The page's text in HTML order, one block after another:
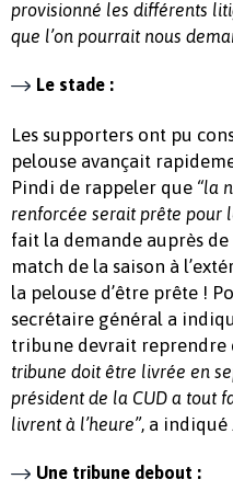
provisionné les différents
que l’on pourrait nous
Le stade :
Les supporters ont pu
pelouse avançait
Pindi de rappeler que “la
renforcée serait prête pour
fait la demande auprès
match de la saison à
la pelouse d’être prête !
secrétaire général a
tribune devrait reprendre
tribune doit être livrée en
président de la CUD a tout
livrent à l’heure”, a indiqué
Une tribune debout :